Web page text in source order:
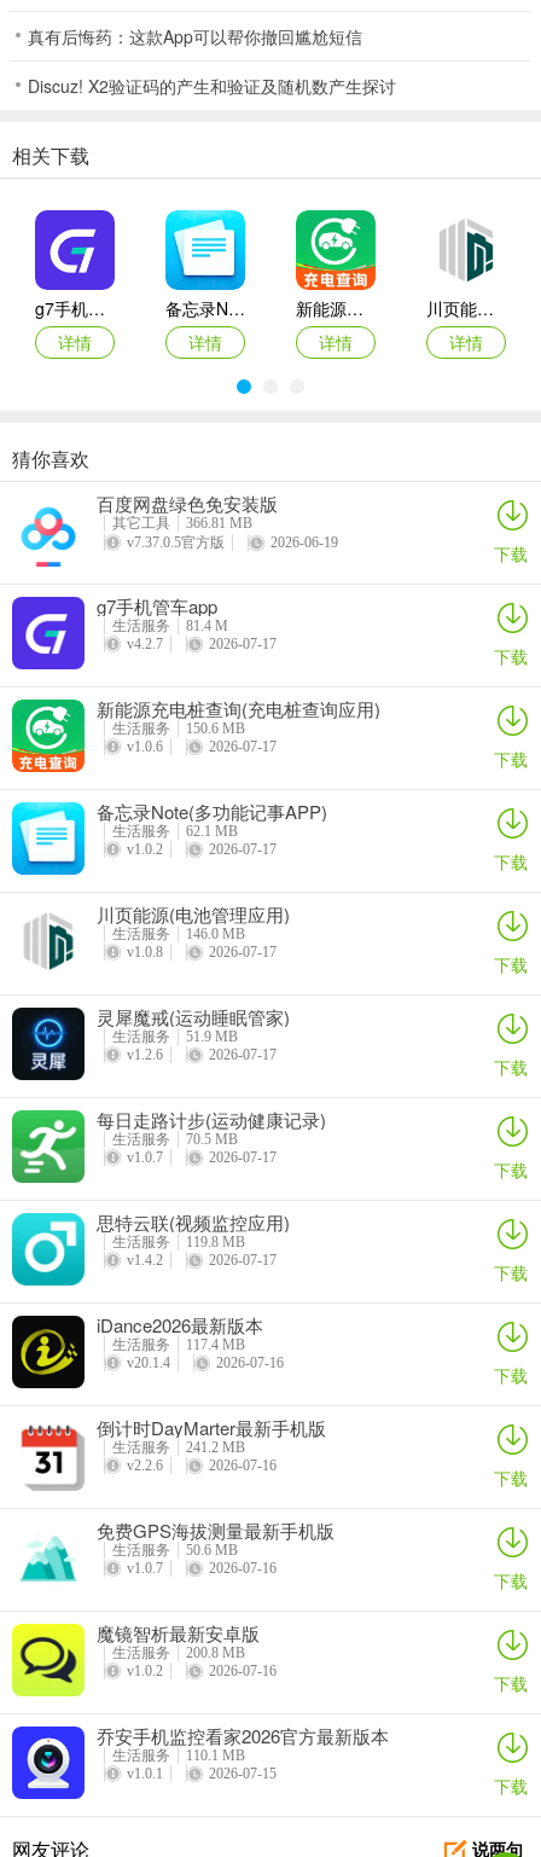
医保码
AQ软件怎么使用
1、初次安装进去是需要授权同意一些权限才可以进去；
3、正式的进入之后，你可以根据你自己的需要，输入你自己想要问的
问题；
4、然后就可以很快的给你一个答复；
真有后悔药：这款App可以帮你撤回尴尬短信
Discuz! X2验证码的产生和验证及随机数产生探讨
相关下载
g7手机管车app
详情
备忘录Note(多功能记事APP)
详情
新能源充电桩查询(充电桩查询应用)
详情
川页能源(电池管理应用)
详情
每日走路计步(运动健康记录)
详情
灵犀魔戒(运动睡眠管家)
详情
思特云联(视频监控应用)
倒计时DayMarter最新手机版
猜你喜欢
百度网盘绿色免安装版
其它工具
366.81 MB
v7.37.0.5官方版
2026-06-19 下载
g7手机管车app
生活服务
81.4 M
v4.2.7
2026-07-17 下载
新能源充电桩查询(充电桩查询应用)
生活服务
150.6 MB
v1.0.6
2026-07-17 下载
备忘录Note(多功能记事APP)
生活服务
62.1 MB
v1.0.2
2026-07-17 下载
川页能源(电池管理应用)
生活服务
146.0 MB
v1.0.8
2026-07-17 下载
灵犀魔戒(运动睡眠管家)
生活服务
51.9 MB
v1.2.6
2026-07-17 下载
每日走路计步(运动健康记录)
生活服务
70.5 MB
v1.0.7
2026-07-17 下载
思特云联(视频监控应用)
生活服务
119.8 MB
v1.4.2
2026-07-17 下载
iDance2026最新版本
生活服务
117.4 MB
v20.1.4
2026-07-16 下载
倒计时DayMarter最新手机版
生活服务
241.2 MB
v2.2.6
2026-07-16 下载
免费GPS海拔测量最新手机版
生活服务
50.6 MB
v1.0.7
2026-07-16 下载
魔镜智析最新安卓版
生活服务
200.8 MB
v1.0.2
2026-07-16 下载
乔安手机监控看家2026官方最新版本
生活服务
110.1 MB
v1.0.1
2026-07-15 下载
说两句
网友评论